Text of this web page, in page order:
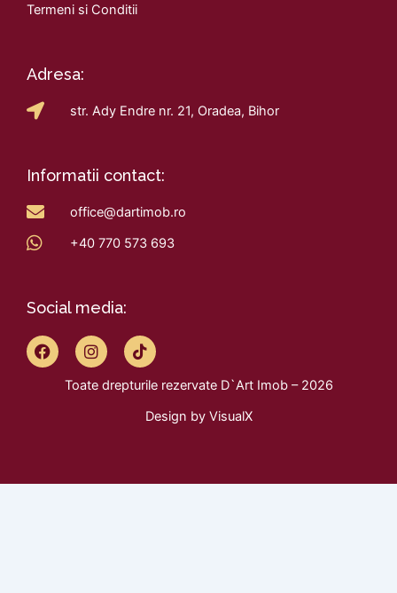
Termeni si Conditii
Adresa:
str. Ady Endre nr. 21, Oradea, Bihor
Informatii contact:
office@dartimob.ro
+40 770 573 693
Social media:
F
a
c
I
n
s
t
T
i
k
t
k
Toate drepturile rezervate D`Art Imob – 2026
Design by VisualX